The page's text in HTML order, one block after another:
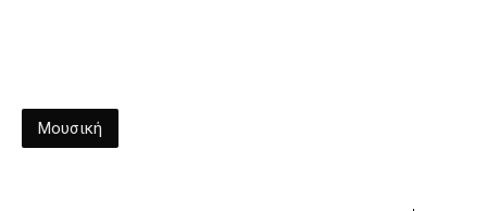
Μουσική